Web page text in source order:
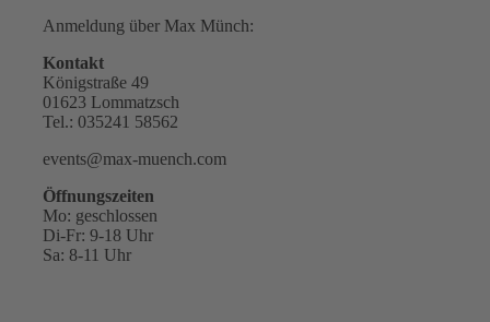
Anmeldung über Max Münch:
Kontakt
Königstraße 49
01623 Lommatzsch
Tel.: 035241 58562
events@max-muench.com
Öffnungszeiten
Mo: geschlossen
Di-Fr: 9-18 Uhr
Sa: 8-11 Uhr